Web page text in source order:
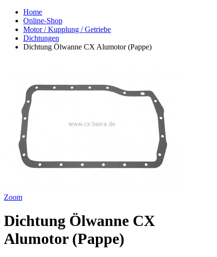
Home
Online-Shop
Motor / Kupplung / Getriebe
Dichtungen
Dichtung Ölwanne CX Alumotor (Pappe)
Zoom
Dichtung Ölwanne CX
Alumotor (Pappe)